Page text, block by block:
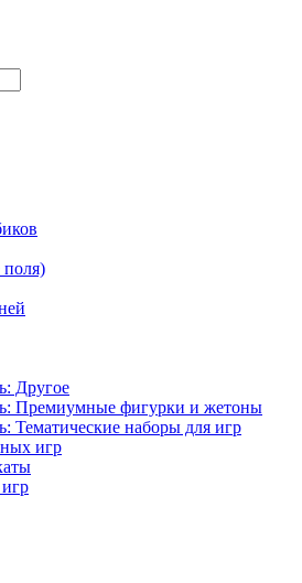
Другое
Премиумные фигурки и жетоны
Тематические наборы для игр
игр